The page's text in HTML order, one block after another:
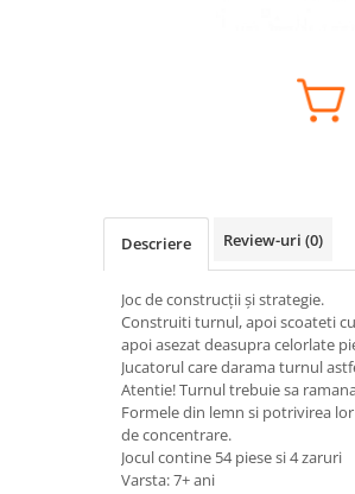
Descriere Review-uri (0)
Joc de construcții și strategie.
Construiti turnul, apoi scoateti
apoi asezat deasupra celorlate
Jucatorul care darama turnul
Atentie! Turnul trebuie sa
Formele din lemn si potrivirea
de concentrare.
Jocul contine 54 piese si 4 zaruri
Varsta: 7+ ani